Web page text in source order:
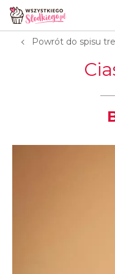
Strona główna
Powrót do spisu